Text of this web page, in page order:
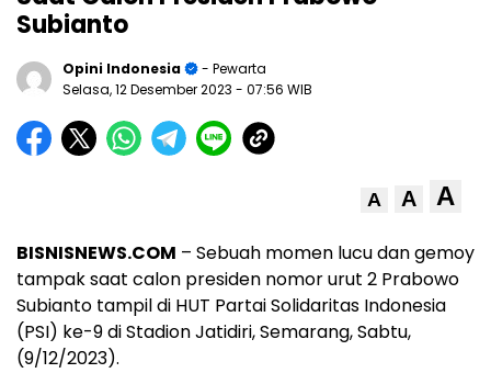
Subianto
Opini Indonesia
- Pewarta
Selasa, 12 Desember 2023 - 07:56 WIB
A A A
BISNISNEWS.COM – Sebuah momen lucu dan gemoy
tampak saat calon presiden nomor urut 2 Prabowo
Subianto tampil di HUT Partai Solidaritas Indonesia
(PSI) ke-9 di Stadion Jatidiri, Semarang, Sabtu,
(9/12/2023).